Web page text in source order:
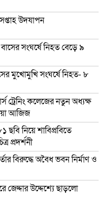
উদযাপন
বাসের সংঘর্ষে নিহত বেড়ে ৯
মুখোমুখি সংঘর্ষে নিহত- ৮
ট্রেনিং কলেজের নতুন অধ্যক্ষ
আজিজ
ছবি নিয়ে শাবিপ্রবিতে
প্রদর্শনী
বিরুদ্ধে অবৈধ ভবন নির্মাণ ও
জেদ্দার উদ্দেশ্যে ছাড়লো